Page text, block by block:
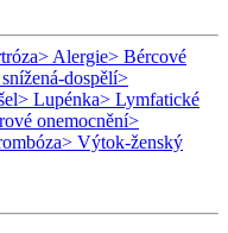
> Alergie> Bércové
dospělí>
> Lupénka> Lymfatické
onemocnění>
> Výtok-ženský